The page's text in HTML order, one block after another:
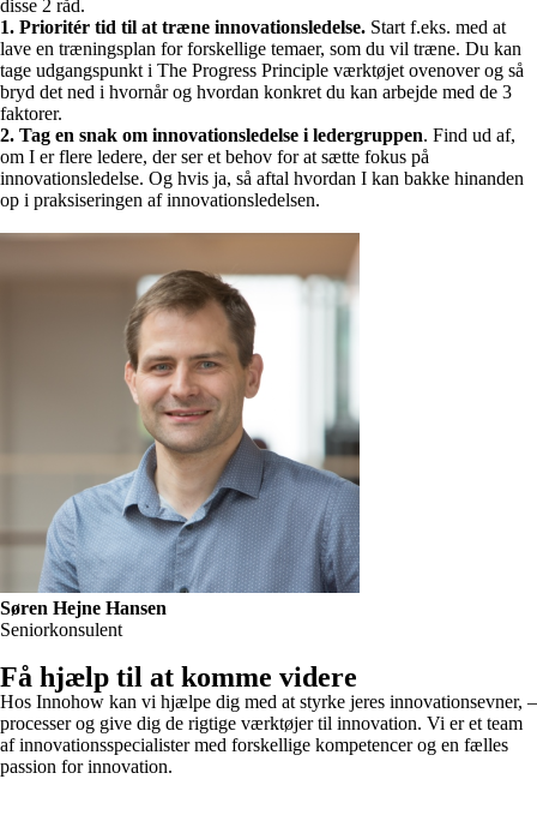
disse 2 råd.
1. Prioritér tid til at træne innovationsledelse. Start f.eks. med at
lave en træningsplan for forskellige temaer, som du vil træne. Du kan
tage udgangspunkt i The Progress Principle værktøjet ovenover og så
bryd det ned i hvornår og hvordan konkret du kan arbejde med de 3
faktorer.
2. Tag en snak om innovationsledelse i ledergruppen. Find ud af,
om I er flere ledere, der ser et behov for at sætte fokus på
innovationsledelse. Og hvis ja, så aftal hvordan I kan bakke hinanden
op i praksiseringen af innovationsledelsen.
Søren Hejne Hansen
Seniorkonsulent
Få hjælp til at komme videre
Hos Innohow kan vi hjælpe dig med at styrke jeres innovationsevner, –
processer og give dig de rigtige værktøjer til innovation. Vi er et team
af innovationsspecialister med forskellige kompetencer og en fælles
passion for innovation.